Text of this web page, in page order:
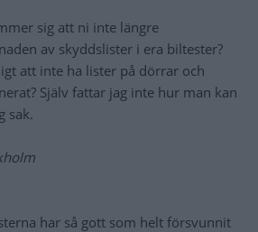
sig att ni inte längre
av skyddslister i era biltester?
att inte ha lister på dörrar och
Själv fattar jag inte hur man kan
sak.
har så gott som helt försvunnit